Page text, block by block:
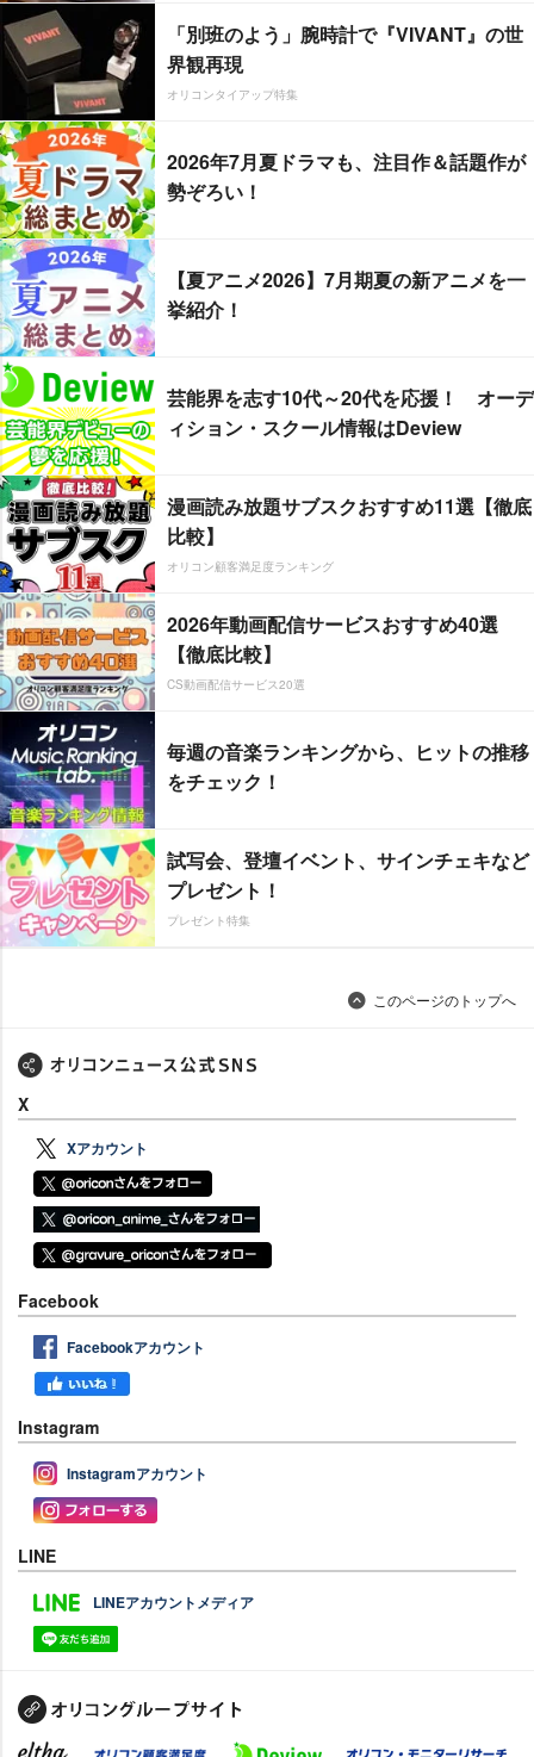
「別班のよう」腕時計で『VIVANT』の世
界観再現
オリコンタイアップ特集
2026年7月夏ドラマも、注目作＆話題作が
勢ぞろい！
【夏アニメ2026】7月期夏の新アニメを一
挙紹介！
芸能界を志す10代～20代を応援！ オーデ
ィション・スクール情報はDeview
漫画読み放題サブスクおすすめ11選【徹底
比較】
オリコン顧客満足度ランキング
2026年動画配信サービスおすすめ40選
【徹底比較】
CS動画配信サービス20選
毎週の音楽ランキングから、ヒットの推移
をチェック！
試写会、登壇イベント、サインチェキなど
プレゼント！
プレゼント特集
このページのトップへ
X
Xアカウント
Facebook
Facebookアカウント
Instagram
Instagramアカウント
LINE
LINEアカウントメディア